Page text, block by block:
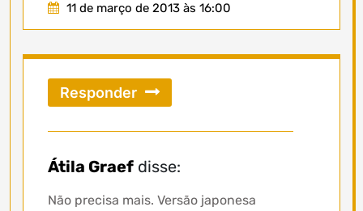
11 de março de 2013 às 16:00
Átila Graef disse:
Não precisa mais. Versão japonesa
Responder